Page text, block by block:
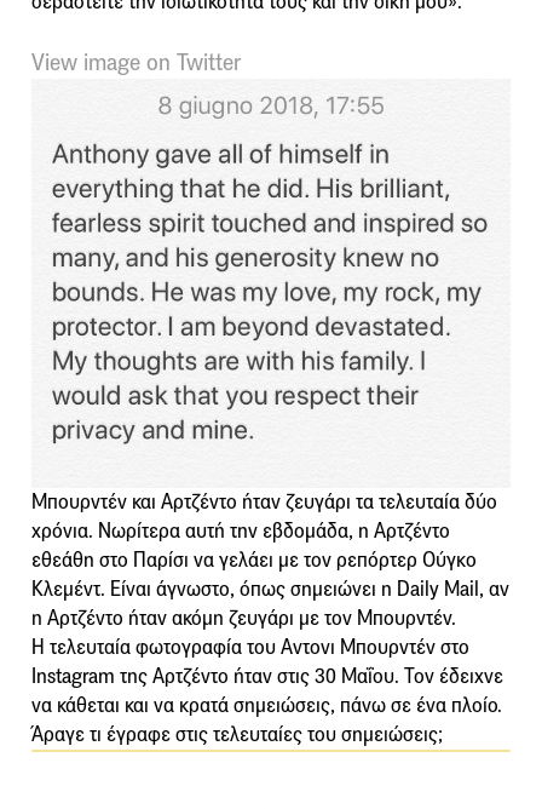
View image on Twitter
Μπουρντέν και Αρτζέντο ήταν ζευγάρι τα τελευταία δύο
χρόνια. Νωρίτερα αυτή την εβδομάδα, η Αρτζέντο
εθεάθη στο Παρίσι να γελάει με τον ρεπόρτερ Ούγκο
Κλεμέντ. Είναι άγνωστο, όπως σημειώνει η Daily Mail, αν
η Αρτζέντο ήταν ακόμη ζευγάρι με τον Μπουρντέν.
Η τελευταία φωτογραφία του Αντονι Μπουρντέν στο
Instagram της Αρτζέντο ήταν στις 30 Μαΐου. Τον έδειχνε
να κάθεται και να κρατά σημειώσεις, πάνω σε ένα πλοίο.
Άραγε τι έγραφε στις τελευταίες του σημειώσεις;